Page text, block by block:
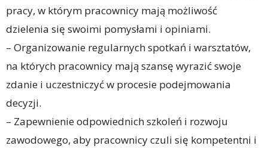
pracy, w którym pracownicy mają możliwość
dzielenia się swoimi pomysłami i opiniami.
– Organizowanie regularnych spotkań i warsztatów,
na których pracownicy mają szansę wyrazić swoje
zdanie i uczestniczyć w procesie podejmowania
decyzji.
– Zapewnienie odpowiednich szkoleń i rozwoju
zawodowego, aby pracownicy czuli się kompetentni i